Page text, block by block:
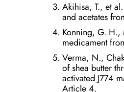
Akihisa, T., et
and acetates
Konning, G. H.,
medicament
Verma, N.,
of shea butter
activated J774
Article 4.